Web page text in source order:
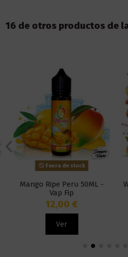
16 de otros productos de
Fuera de stock
Mango Ripe Peru 50ML -
Vap Fip
12,00 €
Ver